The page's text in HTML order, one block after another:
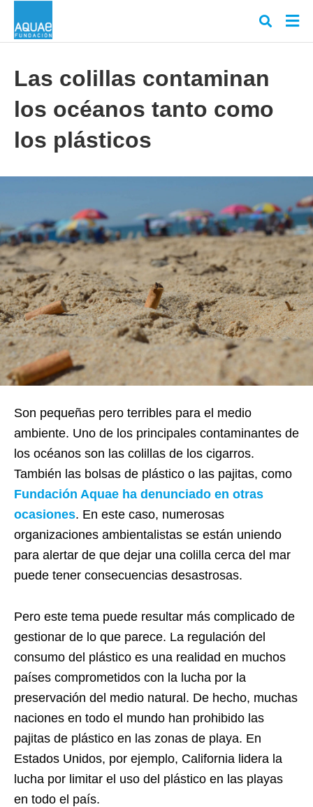
Las colillas contaminan
los océanos tanto como
los plásticos
Son pequeñas pero terribles para el medio
ambiente. Uno de los principales contaminantes de
los océanos son las colillas de los cigarros.
También las bolsas de plástico o las pajitas, como
Fundación Aquae ha denunciado en otras
ocasiones. En este caso, numerosas
organizaciones ambientalistas se están uniendo
para alertar de que dejar una colilla cerca del mar
puede tener consecuencias desastrosas.
Pero este tema puede resultar más complicado de
gestionar de lo que parece. La regulación del
consumo del plástico es una realidad en muchos
países comprometidos con la lucha por la
preservación del medio natural. De hecho, muchas
naciones en todo el mundo han prohibido las
pajitas de plástico en las zonas de playa. En
Estados Unidos, por ejemplo, California lidera la
lucha por limitar el uso del plástico en las playas
en todo el país.